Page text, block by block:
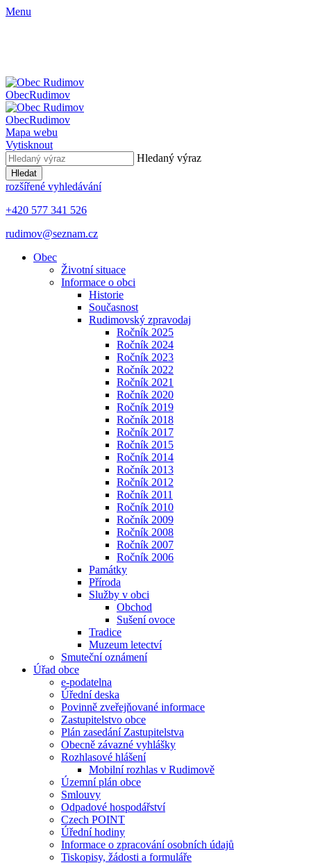
Menu
ObecRudimov
ObecRudimov
Mapa webu
Vytisknout
Hledaný výraz
Hledat
rozšířené vyhledávání
+420 577 341 526
rudimov@seznam.cz
Obec
Životní situace
Informace o obci
Historie
Současnost
Rudimovský zpravodaj
Ročník 2025
Ročník 2024
Ročník 2023
Ročník 2022
Ročník 2021
Ročník 2020
Ročník 2019
Ročník 2018
Ročník 2017
Ročník 2015
Ročník 2014
Ročník 2013
Ročník 2012
Ročník 2011
Ročník 2010
Ročník 2009
Ročník 2008
Ročník 2007
Ročník 2006
Památky
Příroda
Služby v obci
Obchod
Sušení ovoce
Tradice
Muzeum letectví
Smuteční oznámení
Úřad obce
e-podatelna
Úřední deska
Povinně zveřejňované informace
Zastupitelstvo obce
Plán zasedání Zastupitelstva
Obecně závazné vyhlášky
Rozhlasové hlášení
Mobilní rozhlas v Rudimově
Územní plán obce
Smlouvy
Odpadové hospodářství
Czech POINT
Úřední hodiny
Informace o zpracování osobních údajů
Tiskopisy, žádosti a formuláře